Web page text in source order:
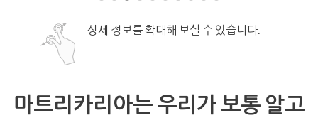
상세 정보를 확대해 보실 수 있습니다.
마트리카리아는 우리가 보통 알고